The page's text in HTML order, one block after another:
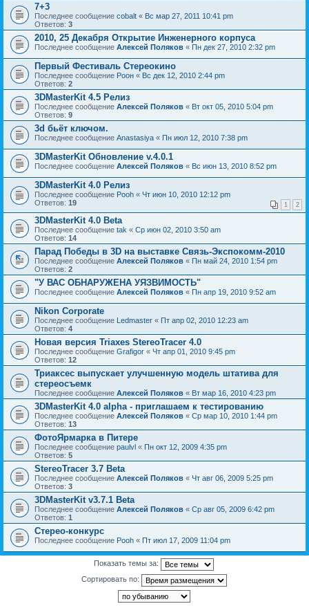
7+3
Последнее сообщение cobalt « Вс мар 27, 2011 10:41 pm
Ответов: 3
2010, 25 Декабря Открытие Инженерного корпуса
Последнее сообщение Алексей Поляков « Пн дек 27, 2010 2:32 pm
Первый Фестиваль Стереокино
Последнее сообщение Pоон « Вс дек 12, 2010 2:44 pm
Ответов: 2
3DMasterKit 4.5 Релиз
Последнее сообщение Алексей Поляков « Вт окт 05, 2010 5:04 pm
Ответов: 9
3d бьёт ключом.
Последнее сообщение Anastasiya « Пн июл 12, 2010 7:38 pm
3DMasterKit Обновление v.4.0.1
Последнее сообщение Алексей Поляков « Вс июн 13, 2010 8:52 pm
3DMasterKit 4.0 Релиз
Последнее сообщение Pooh « Чт июн 10, 2010 12:12 pm
Ответов: 19 1 2
3DMasterKit 4.0 Beta
Последнее сообщение tak « Ср июн 02, 2010 3:50 am
Ответов: 14
Парад Победы в 3D на выставке Связь-Экспокомм-2010
Последнее сообщение Алексей Поляков « Пн май 24, 2010 1:54 pm
Ответов: 2
"У ВАС ОБНАРУЖЕНА УЯЗВИМОСТЬ"
Последнее сообщение Алексей Поляков « Пн апр 19, 2010 9:52 am
Nikon Corporate
Последнее сообщение Ledmaster « Пт апр 02, 2010 12:23 am
Ответов: 4
Новая версия Triaxes StereoTracer 4.0
Последнее сообщение Grafigor « Чт апр 01, 2010 9:45 pm
Ответов: 12
Триаксес выпускает улучшенную модель штатива для
стереосъемк
Последнее сообщение Алексей Поляков « Вт мар 16, 2010 4:23 pm
3DMasterKit 4.0 alpha - приглашаем к тестированию
Последнее сообщение Алексей Поляков « Ср мар 10, 2010 1:44 pm
Ответов: 13
ФотоЯрмарка в Питере
Последнее сообщение paulvl « Пн окт 12, 2009 4:35 pm
Ответов: 5
StereoTracer 3.7 Beta
Последнее сообщение Алексей Поляков « Чт авг 06, 2009 5:25 pm
Ответов: 3
3DMasterKit v3.7.1 Beta
Последнее сообщение Алексей Поляков « Ср авг 05, 2009 6:42 pm
Ответов: 1
Стерео-конкурс
Последнее сообщение Pooh « Пт июл 17, 2009 11:04 pm
Показать темы за:
Сортировать по: